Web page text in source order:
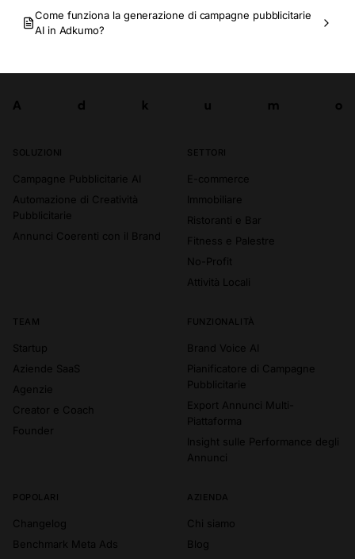
Come funziona la generazione di campagne pubblicitarie
AI in Adkumo?
A d k u m
o
SOLUZIONI
Campagne Pubblicitarie AI
Automazione di Creatività
Pubblicitarie
Annunci Coerenti con il Brand
SETTORI
E-commerce
Immobiliare
Ristoranti e Bar
Fitness e Palestre
No-Profit
Attività Locali
TEAM
Startup
Aziende SaaS
Agenzie
Creator e Coach
Founder
FUNZIONALITÀ
Brand Voice AI
Pianificatore di Campagne
Pubblicitarie
Export Annunci Multi-
Piattaforma
Insight sulle Performance degli
Annunci
POPOLARI
Changelog
Benchmark Meta Ads
AZIENDA
Chi siamo
Blog